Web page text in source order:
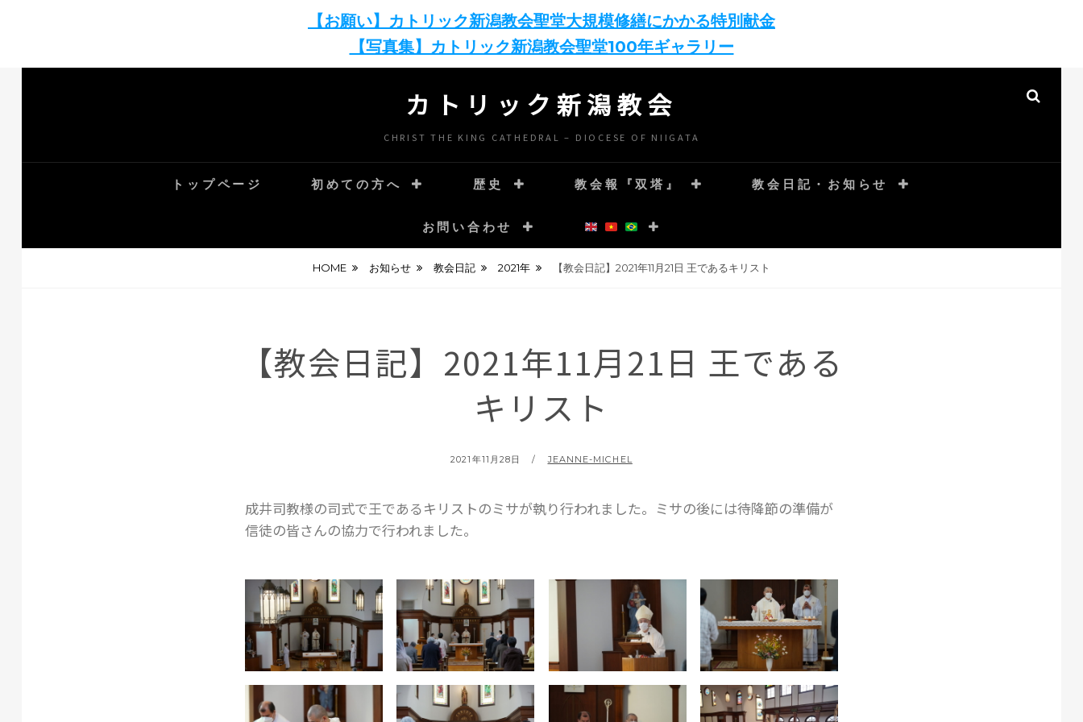
【お願い】カトリック新潟教会聖堂大規模修繕にかかる特別献金
【写真集】カトリック新潟教会聖堂100年ギャラリー
カトリック新潟教会
CHRIST THE KING CATHEDRAL – DIOCESE OF NIIGATA
トップページ 初めての方へ 歴史 教会報『双塔』 教会日記・お知らせ
お問い合わせ
HOME お知らせ 教会日記 2021年 【教会日記】2021年11月21日 王であるキリスト
【教会日記】2021年11月21日 王である
キリスト
2021年11月28日 JEANNE-MICHEL
成井司教様の司式で王であるキリストのミサが執り行われました。ミサの後には待降節の準備が
信徒の皆さんの協力で行われました。